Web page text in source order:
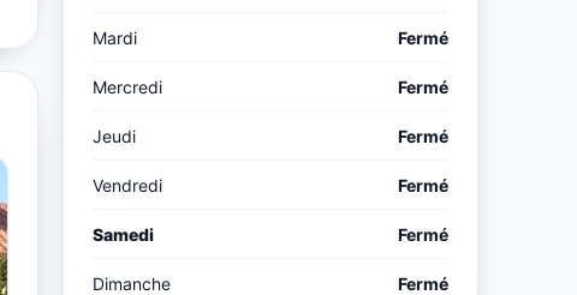
Mardi Fermé
Mercredi Fermé
Jeudi Fermé
Vendredi Fermé
Samedi Fermé
Dimanche Fermé